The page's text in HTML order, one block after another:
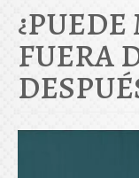
FUERA